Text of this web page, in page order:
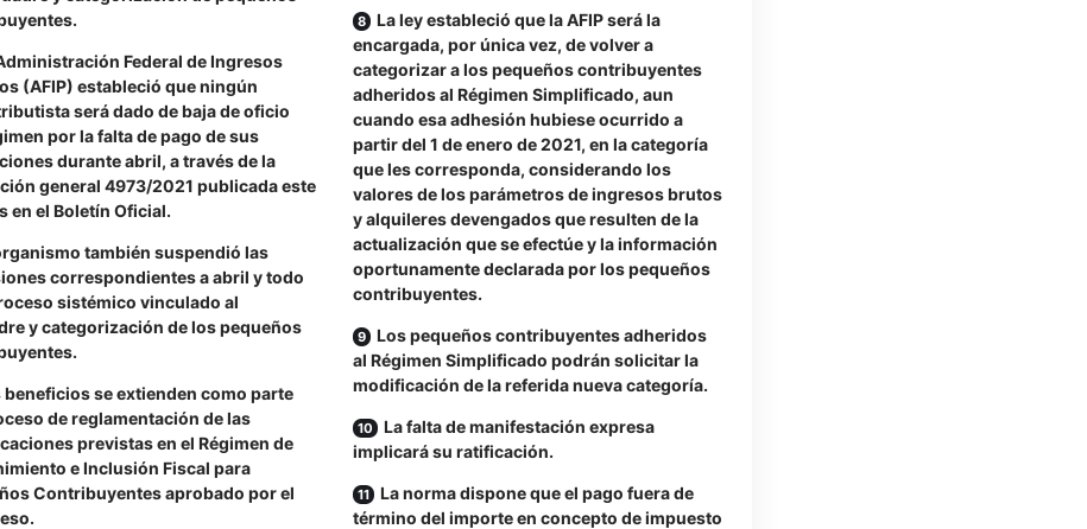
Federal de Ingresos
(AFIP) estableció que ningún
será dado de baja de oficio
por la falta de pago de sus
durante abril, a través de la
general 4973/2021 publicada este
en el Boletín Oficial.
también suspendió las
correspondientes a abril y todo
sistémico vinculado al
y categorización de los pequeños
beneficios se extienden como parte
de reglamentación de las
previstas en el Régimen de
e Inclusión Fiscal para
Contribuyentes aprobado por el
La ley estableció que la AFIP será la
encargada, por única vez, de volver a
categorizar a los pequeños contribuyentes
adheridos al Régimen Simplificado, aun
cuando esa adhesión hubiese ocurrido a
partir del 1 de enero de 2021, en la categoría
que les corresponda, considerando los
valores de los parámetros de ingresos brutos
y alquileres devengados que resulten de la
actualización que se efectúe y la información
oportunamente declarada por los pequeños
contribuyentes.
Los pequeños contribuyentes adheridos
al Régimen Simplificado podrán solicitar la
modificación de la referida nueva categoría.
La falta de manifestación expresa
implicará su ratificación.
La norma dispone que el pago fuera de
término del importe en concepto de impuesto